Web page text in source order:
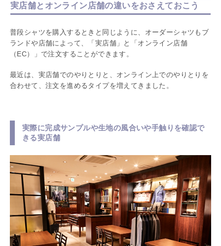
実店舗とオンライン店舗の違いをおさえておこう
普段シャツを購入するときと同じように、オーダーシャツもブ
ランドや店舗によって、「実店舗」と「オンライン店舗
（EC）」で注文することができます。
最近は、実店舗でのやりとりと、オンライン上でのやりとりを
合わせて、注文を進めるタイプを増えてきました。
実際に完成サンプルや生地の風合いや手触りを確認で
きる実店舗